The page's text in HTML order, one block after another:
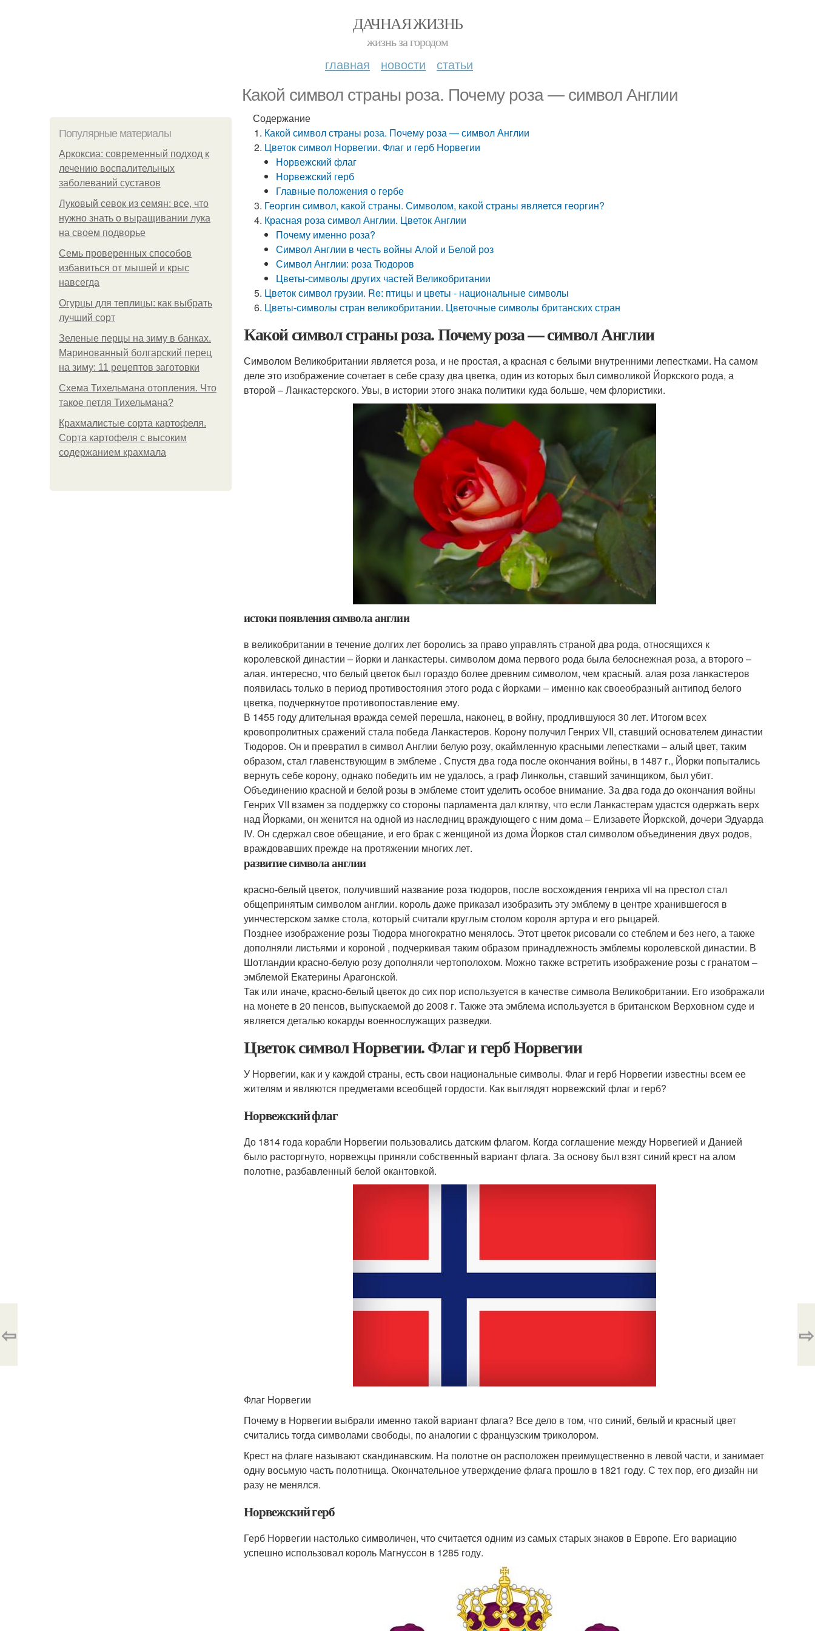
ДАЧНАЯ ЖИЗНЬ
жизнь за городом
главная новости статьи
Какой символ страны роза. Почему роза — символ Англии
Популярные материалы
Аркоксиа: современный подход к
лечению воспалительных
заболеваний суставов
Луковый севок из семян: все, что
нужно знать о выращивании лука
на своем подворье
Семь проверенных способов
избавиться от мышей и крыс
навсегда
Огурцы для теплицы: как выбрать
лучший сорт
Зеленые перцы на зиму в банках.
Маринованный болгарский перец
на зиму: 11 рецептов заготовки
Схема Тихельмана отопления. Что
такое петля Тихельмана?
Крахмалистые сорта картофеля.
Сорта картофеля с высоким
содержанием крахмала
Содержание
Какой символ страны роза. Почему роза — символ Англии
Цветок символ Норвегии. Флаг и герб Норвегии
Норвежский флаг
Норвежский герб
Главные положения о гербе
Георгин символ, какой страны. Символом, какой страны является георгин?
Красная роза символ Англии. Цветок Англии
Почему именно роза?
Символ Англии в честь войны Алой и Белой роз
Символ Англии: роза Тюдоров
Цветы-символы других частей Великобритании
Цветок символ грузии. Re: птицы и цветы - национальные символы
Цветы-символы стран великобритании. Цветочные символы британских стран
Какой символ страны роза. Почему роза — символ Англии
Символом Великобритании является роза, и не простая, а красная с белыми внутренними лепестками. На самом
деле это изображение сочетает в себе сразу два цветка, один из которых был символикой Йоркского рода, а
второй – Ланкастерского. Увы, в истории этого знака политики куда больше, чем флористики.
истоки появления символа англии
в великобритании в течение долгих лет боролись за право управлять страной два рода, относящихся к
королевской династии – йорки и ланкастеры. символом дома первого рода была белоснежная роза, а второго –
алая. интересно, что белый цветок был гораздо более древним символом, чем красный. алая роза ланкастеров
появилась только в период противостояния этого рода с йорками – именно как своеобразный антипод белого
цветка, подчеркнутое противопоставление ему.
В 1455 году длительная вражда семей перешла, наконец, в войну, продлившуюся 30 лет. Итогом всех
кровопролитных сражений стала победа Ланкастеров. Корону получил Генрих VII, ставший основателем династии
Тюдоров. Он и превратил в символ Англии белую розу, окаймленную красными лепестками – алый цвет, таким
образом, стал главенствующим в эмблеме . Спустя два года после окончания войны, в 1487 г., Йорки попытались
вернуть себе корону, однако победить им не удалось, а граф Линкольн, ставший зачинщиком, был убит.
Объединению красной и белой розы в эмблеме стоит уделить особое внимание. За два года до окончания войны
Генрих VII взамен за поддержку со стороны парламента дал клятву, что если Ланкастерам удастся одержать верх
над Йорками, он женится на одной из наследниц враждующего с ним дома – Елизавете Йоркской, дочери Эдуарда
IV. Он сдержал свое обещание, и его брак с женщиной из дома Йорков стал символом объединения двух родов,
враждовавших прежде на протяжении многих лет.
развитие символа англии
красно-белый цветок, получивший название роза тюдоров, после восхождения генриха vii на престол стал
общепринятым символом англии. король даже приказал изобразить эту эмблему в центре хранившегося в
уинчестерском замке стола, который считали круглым столом короля артура и его рыцарей.
Позднее изображение розы Тюдора многократно менялось. Этот цветок рисовали со стеблем и без него, а также
дополняли листьями и короной , подчеркивая таким образом принадлежность эмблемы королевской династии. В
Шотландии красно-белую розу дополняли чертополохом. Можно также встретить изображение розы с гранатом –
эмблемой Екатерины Арагонской.
Так или иначе, красно-белый цветок до сих пор используется в качестве символа Великобритании. Его изображали
на монете в 20 пенсов, выпускаемой до 2008 г. Также эта эмблема используется в британском Верховном суде и
является деталью кокарды военнослужащих разведки.
Цветок символ Норвегии. Флаг и герб Норвегии
У Норвегии, как и у каждой страны, есть свои национальные символы. Флаг и герб Норвегии известны всем ее
жителям и являются предметами всеобщей гордости. Как выглядят норвежский флаг и герб?
Норвежский флаг
До 1814 года корабли Норвегии пользовались датским флагом. Когда соглашение между Норвегией и Данией
было расторгнуто, норвежцы приняли собственный вариант флага. За основу был взят синий крест на алом
полотне, разбавленный белой окантовкой.
Флаг Норвегии
Почему в Норвегии выбрали именно такой вариант флага? Все дело в том, что синий, белый и красный цвет
считались тогда символами свободы, по аналогии с французским триколором.
Крест на флаге называют скандинавским. На полотне он расположен преимущественно в левой части, и занимает
одну восьмую часть полотнища. Окончательное утверждение флага прошло в 1821 году. С тех пор, его дизайн ни
разу не менялся.
Норвежский герб
Герб Норвегии настолько символичен, что считается одним из самых старых знаков в Европе. Его вариацию
успешно использовал король Магнуссон в 1285 году.
⇦ ⇨